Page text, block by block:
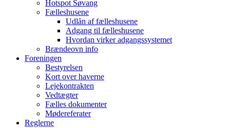
Hotspot Søvang
Fælleshusene
Udlån af fælleshusene
Adgang til fælleshusene
Hvordan virker adgangssystemet
Brændeovn info
Foreningen
Bestyrelsen
Kort over haverne
Lejekontrakten
Vedtægter
Fælles dokumenter
Mødereferater
Reglerne